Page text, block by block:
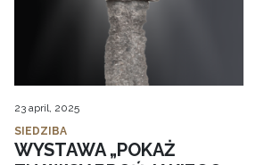
23 april, 2025
SIEDZIBA
WYSTAWA „POKAŻ